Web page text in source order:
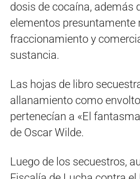
dosis de cocaína, además
elementos presuntamente
fraccionamiento y
sustancia.
Las hojas de libro
allanamiento como
pertenecían a «El
de Oscar Wilde.
Luego de los secuestros,